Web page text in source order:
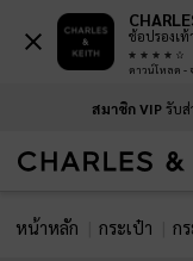
สมาชิก VIPรับส่
หน้าหลัก กระเป๋า ก
ช้อปรองเ
ดาวน์โหลด -